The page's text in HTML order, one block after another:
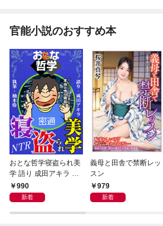
官能小説のおすすめ本
おとな哲学寝盗られ美
学 語り 成田アキラ 執
筆 柚木怜
990
新着
義母と田舎で禁断レッ
スン
979
新着